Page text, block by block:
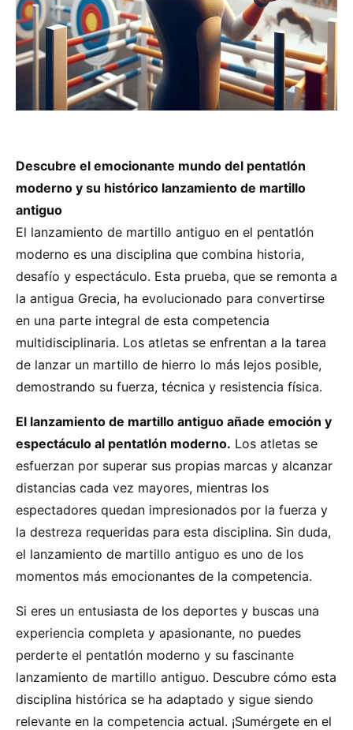
Descubre el emocionante mundo del pentatlón
moderno y su histórico lanzamiento de martillo
antiguo
El lanzamiento de martillo antiguo en el pentatlón
moderno es una disciplina que combina historia,
desafío y espectáculo. Esta prueba, que se remonta a
la antigua Grecia, ha evolucionado para convertirse
en una parte integral de esta competencia
multidisciplinaria. Los atletas se enfrentan a la tarea
de lanzar un martillo de hierro lo más lejos posible,
demostrando su fuerza, técnica y resistencia física.
El lanzamiento de martillo antiguo añade emoción y
espectáculo al pentatlón moderno. Los atletas se
esfuerzan por superar sus propias marcas y alcanzar
distancias cada vez mayores, mientras los
espectadores quedan impresionados por la fuerza y
la destreza requeridas para esta disciplina. Sin duda,
el lanzamiento de martillo antiguo es uno de los
momentos más emocionantes de la competencia.
Si eres un entusiasta de los deportes y buscas una
experiencia completa y apasionante, no puedes
perderte el pentatlón moderno y su fascinante
lanzamiento de martillo antiguo. Descubre cómo esta
disciplina histórica se ha adaptado y sigue siendo
relevante en la competencia actual. ¡Sumérgete en el